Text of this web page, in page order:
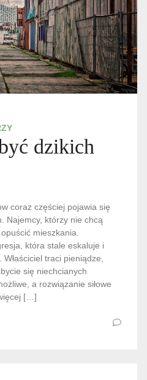
dzikich
coraz częściej pojawia się
Najemcy, którzy nie chcą
mieszkania.
która stale eskaluje i
traci pieniądze,
się niechcianych
a rozwiązanie siłowe
[…]